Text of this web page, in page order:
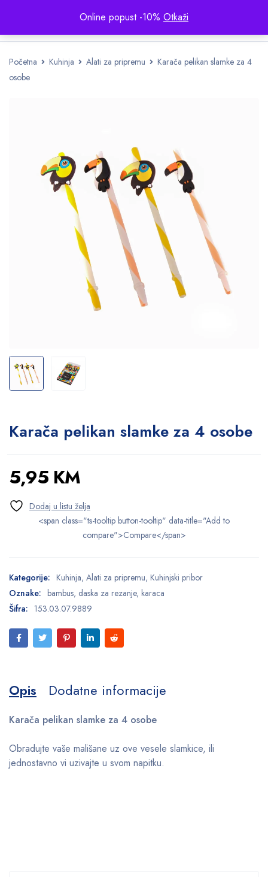
Online popust -10% Otkaži
Početna Kuhinja Alati za pripremu
Karača pelikan slamke za 4
osobe
Karača pelikan slamke za 4 osobe
5,95 KM
<span class="ts-tooltip button-tooltip" data-title="Add to
compare">Compare</span>
Kategorije: Kuhinja, Alati za pripremu, Kuhinjski pribor
Oznake: bambus, daska za rezanje, karaca
Šifra: 153.03.07.9889
Opis Dodatne informacije
Karača pelikan slamke za 4 osobe
Obradujte vaše mališane uz ove vesele slamkice, ili
jednostavno vi uzivajte u svom napitku.